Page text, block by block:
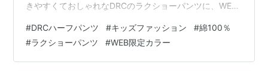
きやすくておしゃれなDRCのラクショーパンツに、WEB
季節もサラッと快適。 ウエストはゴム仕様で、子どもで
も簡単に履けます。 公園やお出かけ、おうち時間まで、
どんなシーンでも活躍してくれる優れもの。 限定カラー
#DRCハーフパンツ #キッズファッション #綿100％
#ラクショーパンツ #WEB限定カラー